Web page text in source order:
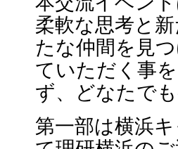
柔軟な思考と
たな仲間を見
ていただく事
ず、どなたで
第一部は横浜